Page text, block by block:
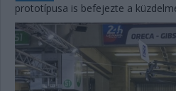
prototípusa is befejezte a